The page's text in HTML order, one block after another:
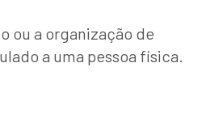
ou a organização de
a uma pessoa física.